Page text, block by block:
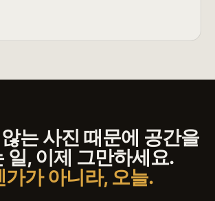
는 사진 때문에 공간을
일, 이제 그만하세요.
가가 아니라, 오늘.